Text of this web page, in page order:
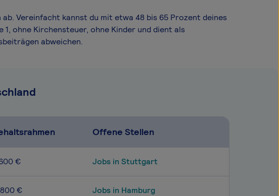
Vereinfacht kannst du mit etwa 48 bis 65 Prozent deines
ohne Kirchensteuer, ohne Kinder und dient als
abweichen.
Offene Stellen
€ Jobs in Stuttgart
€ Jobs in Hamburg